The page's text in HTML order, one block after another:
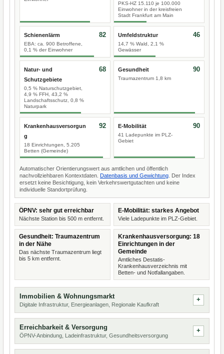
PKS-HZ 15.110 je 100.000
Einwohner in der kreisfreien
Stadt Frankfurt am Main
Schienenlärm
EBA: ca. 900 Betroffene,
0,1 % der Einwohner
82 Umfeldstruktur
14,7 % Wald, 2,1 %
Gewässer
46
Natur- und
Schutzgebiete
0,5 % Naturschutzgebiet,
4,9 % FFH, 43,2 %
Landschaftsschutz, 0,8 %
Naturpark
68 Gesundheit
Traumazentrum 1,8 km
90
Krankenhausversorgun
g
18 Einrichtungen, 5.205
Betten (Gemeinde)
92 E-Mobilität
41 Ladepunkte im PLZ-
Gebiet
90
Automatischer Orientierungswert aus amtlichen und öffentlich
nachvollziehbaren Kontextdaten. Datenbasis und Gewichtung . Der Index
ersetzt keine Besichtigung, kein Verkehrswertgutachten und keine
individuelle Standortprüfung.
ÖPNV: sehr gut erreichbar
Nächste Station bis 500 m entfernt.
E-Mobilität: starkes Angebot
Viele Ladepunkte im PLZ-Gebiet.
Gesundheit: Traumazentrum
in der Nähe
Das nächste Traumazentrum liegt
bis 5 km entfernt.
Krankenhausversorgung: 18
Einrichtungen in der
Gemeinde
Amtliches Destatis-
Krankenhausverzeichnis mit
Betten- und Notfallangaben.
Immobilien & Wohnungsmarkt
Digitale Infrastruktur, Energieanlagen, Regionale Kaufkraft
Erreichbarkeit & Versorgung
ÖPNV-Anbindung, Ladeinfrastruktur, Gesundheitsversorgung